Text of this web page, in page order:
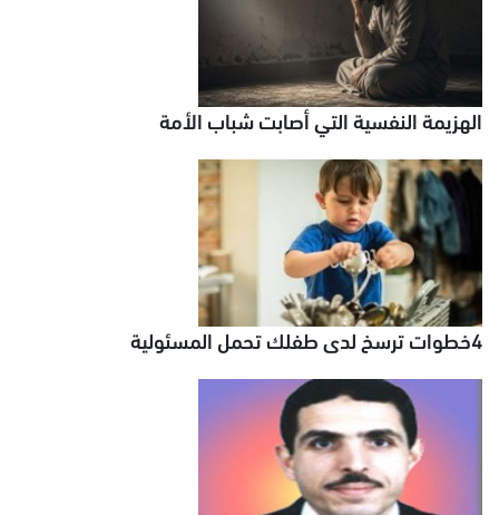
الهزيمة النفسية التي أصابت شباب الأمة
4خطوات ترسخ لدى طفلك تحمل المسئولية